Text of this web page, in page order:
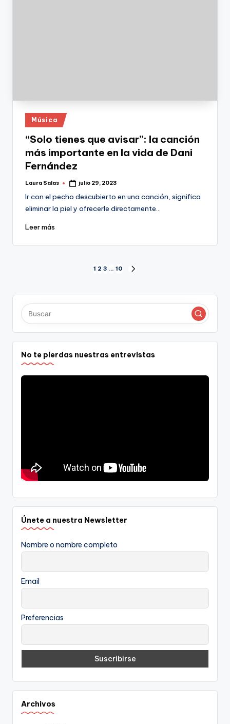
Publicado
en
Música
“Solo tienes que avisar”: la canción
más importante en la vida de Dani
Fernández
Publicado
Laura Salas julio 29, 2023
Ir con el pecho descubierto en una canción, significa
eliminar la piel y ofrecerle directamente…
Leer más
Paginación
de
entradas
1 2 3 … 10
No te pierdas nuestras entrevistas
Únete a nuestra Newsletter
Nombre o nombre completo
Email
Preferencias
Archivos